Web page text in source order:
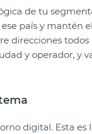
de tu
país y mantén
direcciones todos
y operador, y
digital. Esta es